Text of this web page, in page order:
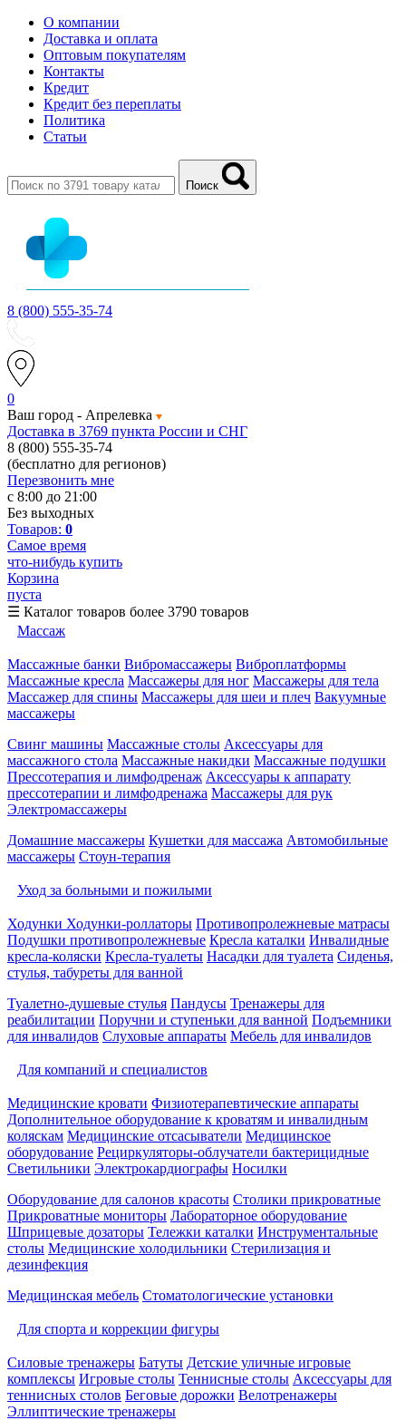
О компании
Доставка и оплата
Оптовым покупателям
Контакты
Кредит
Кредит без переплаты
Политика
Статьи
Поиск
8 (800) 555-35-74
0
Ваш город - Апрелевка
Доставка в 3769 пункта России и СНГ
8 (800) 555-35-74
(бесплатно для регионов)
Перезвонить мне
с 8:00 до 21:00
Без выходных
Товаров: 0
Самое время
что-нибудь купить
Корзина
пуста
☰ Каталог товаров более 3790 товаров
Массаж
Массажные банки Вибромассажеры Виброплатформы
Массажные кресла Массажеры для ног Массажеры для тела
Массажер для спины Массажеры для шеи и плеч Вакуумные
массажеры
Свинг машины Массажные столы Аксессуары для
массажного стола Массажные накидки Массажные подушки
Прессотерапия и лимфодренаж Аксессуары к аппарату
прессотерапии и лимфодренажа Массажеры для рук
Электромассажеры
Домашние массажеры Кушетки для массажа Автомобильные
массажеры Стоун-терапия
Уход за больными и пожилыми
Ходунки Ходунки-роллаторы Противопролежневые матрасы
Подушки противопролежневые Кресла каталки Инвалидные
кресла-коляски Кресла-туалеты Насадки для туалета Сиденья,
стулья, табуреты для ванной
Туалетно-душевые стулья Пандусы Тренажеры для
реабилитации Поручни и ступеньки для ванной Подъемники
для инвалидов Слуховые аппараты Мебель для инвалидов
Для компаний и специалистов
Медицинские кровати Физиотерапевтические аппараты
Дополнительное оборудование к кроватям и инвалидным
коляскам Медицинские отсасыватели Медицинское
оборудование Рециркуляторы-облучатели бактерицидные
Светильники Электрокардиографы Носилки
Оборудование для салонов красоты Столики прикроватные
Прикроватные мониторы Лабораторное оборудование
Шприцевые дозаторы Тележки каталки Инструментальные
столы Медицинские холодильники Стерилизация и
дезинфекция
Медицинская мебель Стоматологические установки
Для спорта и коррекции фигуры
Силовые тренажеры Батуты Детские уличные игровые
комплексы Игровые столы Теннисные столы Аксессуары для
теннисных столов Беговые дорожки Велотренажеры
Эллиптические тренажеры